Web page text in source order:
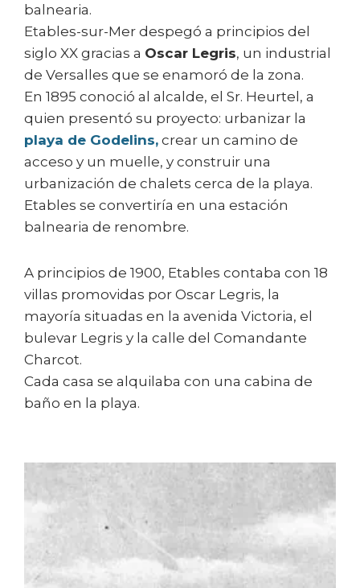
balnearia.
Etables-sur-Mer despegó a principios del
siglo XX gracias a Oscar Legris, un industrial
de Versalles que se enamoró de la zona.
En 1895 conoció al alcalde, el Sr. Heurtel, a
quien presentó su proyecto: urbanizar la
playa de Godelins, crear un camino de
acceso y un muelle, y construir una
urbanización de chalets cerca de la playa.
Etables se convertiría en una estación
balnearia de renombre.
A principios de 1900, Etables contaba con 18
villas promovidas por Oscar Legris, la
mayoría situadas en la avenida Victoria, el
bulevar Legris y la calle del Comandante
Charcot.
Cada casa se alquilaba con una cabina de
baño en la playa.